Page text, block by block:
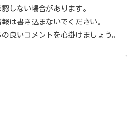
しない場合があります。
は書き込まないでください。
良いコメントを心掛けましょう。